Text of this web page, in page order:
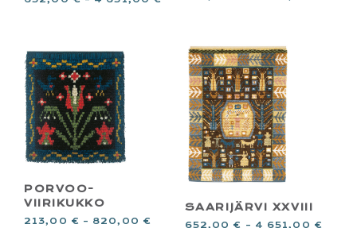
PORVOO-
VIIRIKUKKO
213,00 € – 820,00 €
SAARIJÄRVI XXVIII
652,00 € – 4 651,00 €